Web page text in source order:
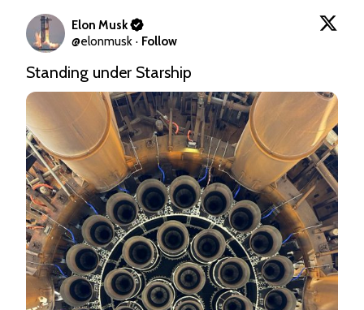
Elon Musk
@elonmusk · Follow
Standing under Starship